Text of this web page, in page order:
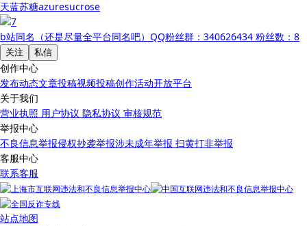
天蓝苏糖azuresucrose
b站同名（还是尽量全平台同名吧）QQ粉丝群：340626434 粉丝数：8
关注 私信
创作中心
发布动态文章投稿视频投稿创作活动开放平台
关于我们
营业执照 用户协议 隐私协议 审核规范
举报中心
不良信息举报侵权抄袭举报涉未成年举报 扫黄打非举报
客服中心
联系客服
站点地图